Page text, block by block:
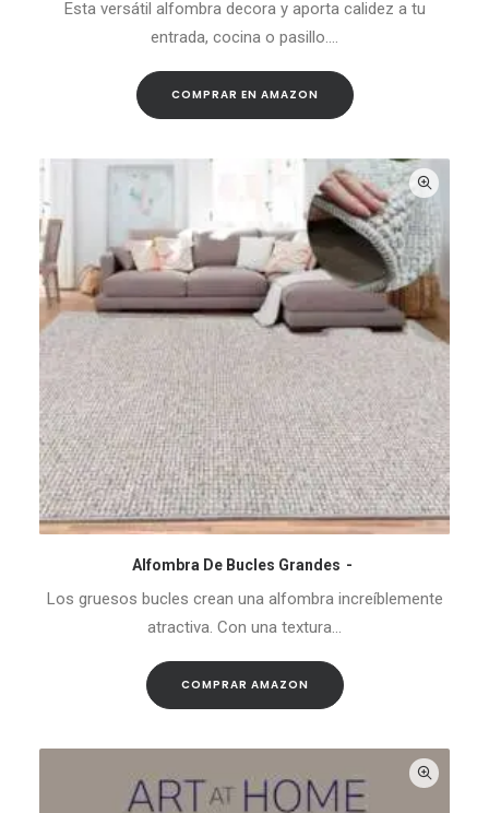
Esta versátil alfombra decora y aporta calidez a tu
entrada, cocina o pasillo.…
COMPRAR EN AMAZON
Alfombra De Bucles Grandes
Los gruesos bucles crean una alfombra increíblemente
atractiva. Con una textura…
COMPRAR AMAZON